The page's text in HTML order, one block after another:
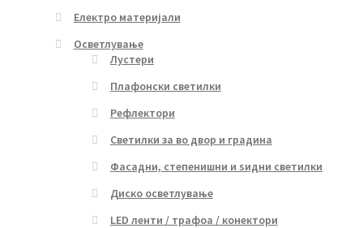
Електро материјали
Осветлување
Лустери
Плафонски светилки
Рефлектори
Светилки за во двор и градина
Фасадни, степенишни и ѕидни светилки
Диско осветлување
LED ленти / трафоа / конектори